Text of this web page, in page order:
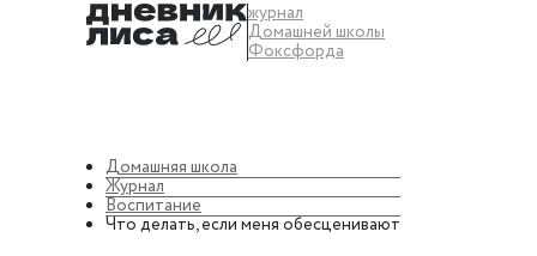
журнал
Домашней школы
Фоксфорда
Домашняя школа
Журнал
Воспитание
Что делать, если меня обесценивают